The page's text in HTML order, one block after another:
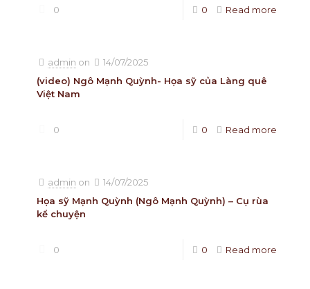
0 0 Read more
admin on
14/07/2025
(video) Ngô Mạnh Quỳnh- Họa sỹ của Làng quê
Việt Nam
0 0 Read more
admin on
14/07/2025
Họa sỹ Mạnh Quỳnh (Ngô Mạnh Quỳnh) – Cụ rùa
kể chuyện
0 0 Read more